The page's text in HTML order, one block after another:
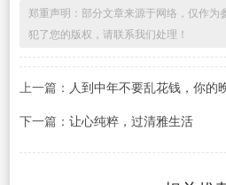
郑重声明：部分文章来源于网络，仅作为
犯了您的版权，请联系我们处理！
上一篇： 人到中年不要乱花钱，你的
下一篇： 让心纯粹，过清雅生活